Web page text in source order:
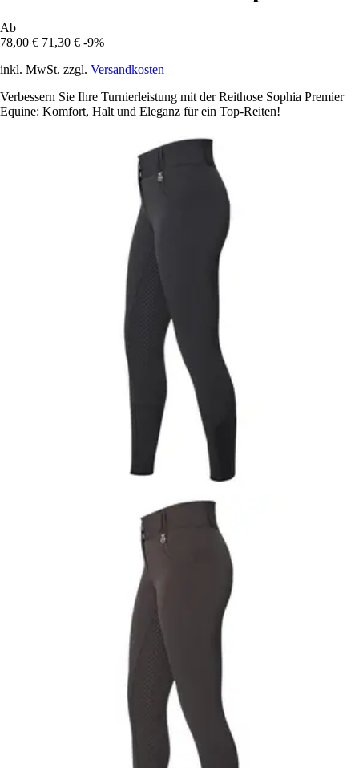
Ab
78,00 € 71,30 € -9%
inkl. MwSt. zzgl. Versandkosten
Verbessern Sie Ihre Turnierleistung mit der Reithose Sophia Premier
Equine: Komfort, Halt und Eleganz für ein Top-Reiten!